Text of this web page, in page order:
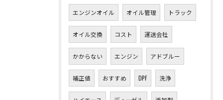
エンジンオイル オイル管理 トラック
オイル交換 コスト 運送会社
かからない エンジン アドブルー
補正値 おすすめ DPF 洗浄